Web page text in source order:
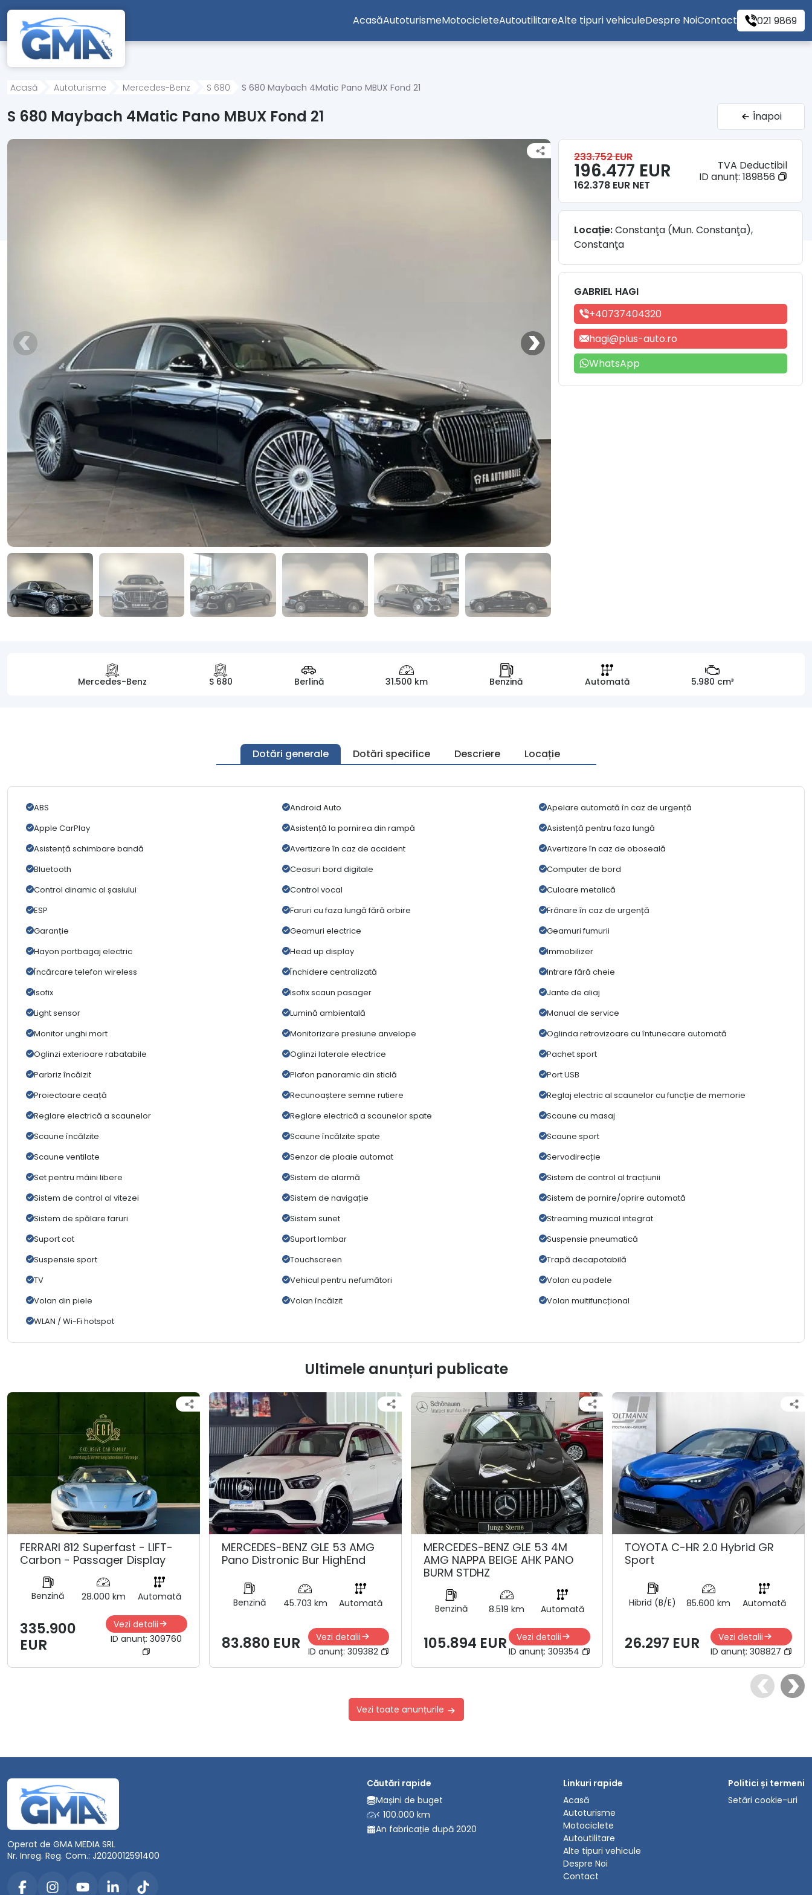
Mergi direct la conținutul principal
AcasăAutoturismeMotocicleteAutoutilitareAlte tipuri vehiculeDespre NoiContact 021 9869
Acasă Autoturisme Mercedes-Benz S 680 S 680 Maybach 4Matic Pano MBUX Fond 21
S 680 Maybach 4Matic Pano MBUX Fond 21 Înapoi
Mercedes-Benz S 680 Berlină 31.500 km Benzină Automată 5.980 cm³
Dotări generale Dotări specifice Descriere Locație
ABS Android Auto
Apelare automată în caz de urgență
Apple CarPlay
Asistență la pornirea din rampă
Asistență pentru faza lungă
Asistență schimbare bandă
Avertizare în caz de accident
Avertizare în caz de oboseală
Bluetooth
Ceasuri bord digitale
Computer de bord
Control dinamic al șasiului
Control vocal
Culoare metalică
ESP
Faruri cu faza lungă fără orbire
Frânare în caz de urgență
Garanție
Geamuri electrice
Geamuri fumurii
Hayon portbagaj electric
Head up display
Immobilizer
Încărcare telefon wireless
Închidere centralizată
Intrare fără cheie
Isofix
Isofix scaun pasager
Jante de aliaj
Light sensor
Lumină ambientală
Manual de service
Monitor unghi mort
Monitorizare presiune anvelope
Oglinda retrovizoare cu întunecare automată
Oglinzi exterioare rabatabile
Oglinzi laterale electrice
Pachet sport
Parbriz încălzit
Plafon panoramic din sticlă
Port USB
Proiectoare ceață
Recunoaștere semne rutiere
Reglaj electric al scaunelor cu funcție de memorie
Reglare electrică a scaunelor
Reglare electrică a scaunelor spate
Scaune cu masaj
Scaune încălzite
Scaune încălzite spate
Scaune sport
Scaune ventilate
Senzor de ploaie automat
Servodirecție
Set pentru mâini libere
Sistem de alarmă
Sistem de control al tracțiunii
Sistem de control al vitezei
Sistem de navigație
Sistem de pornire/oprire automată
Sistem de spălare faruri
Sistem sunet
Streaming muzical integrat
Suport cot
Suport lombar
Suspensie pneumatică
Suspensie sport
Touchscreen
Trapă decapotabilă
TV
Vehicul pentru nefumători
Volan cu padele
Volan din piele
Volan încălzit
Volan multifuncțional
WLAN / Wi-Fi hotspot
233.752 EUR
196.477 EUR
162.378 EUR NET
TVA Deductibil
ID anunț: 189856
Locație:Constanţa (Mun. Constanţa),
Constanţa
GABRIEL HAGI
+40737404320
hagi@plus-auto.ro
WhatsApp
Ultimele anunțuri publicate
FERRARI 812 Superfast - LIFT-
Carbon - Passager Display
Benzină 28.000 km Automată
335.900
EUR
Vezi detalii
ID anunț:309760
MERCEDES-BENZ GLE 53 AMG
Pano Distronic Bur HighEnd
Benzină 45.703 km Automată
83.880 EUR
Vezi detalii
ID anunț: 309382
MERCEDES-BENZ GLE 53 4M
AMG NAPPA BEIGE AHK PANO
BURM STDHZ
Benzină 8.519 km Automată
105.894 EUR
Vezi detalii
ID anunț:309354
TOYOTA C-HR 2.0 Hybrid GR
Sport
Hibrid (B/E) 85.600 km Automată
26.297 EUR
Vezi detalii
ID anunț: 308827
Vezi toate anunțurile
Operat de GMA MEDIA SRL
Nr. Inreg. Reg. Com.: J2020012591400
Căutări rapide
Mașini de buget
< 100.000 km
An fabricație după 2020
Linkuri rapide
Acasă
Autoturisme
Motociclete
Autoutilitare
Alte tipuri vehicule
Despre Noi
Contact
Politici și termeni
Setări cookie-uri